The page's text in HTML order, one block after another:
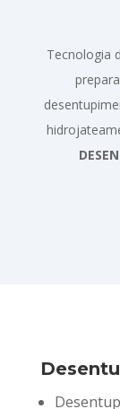
Tecnologia